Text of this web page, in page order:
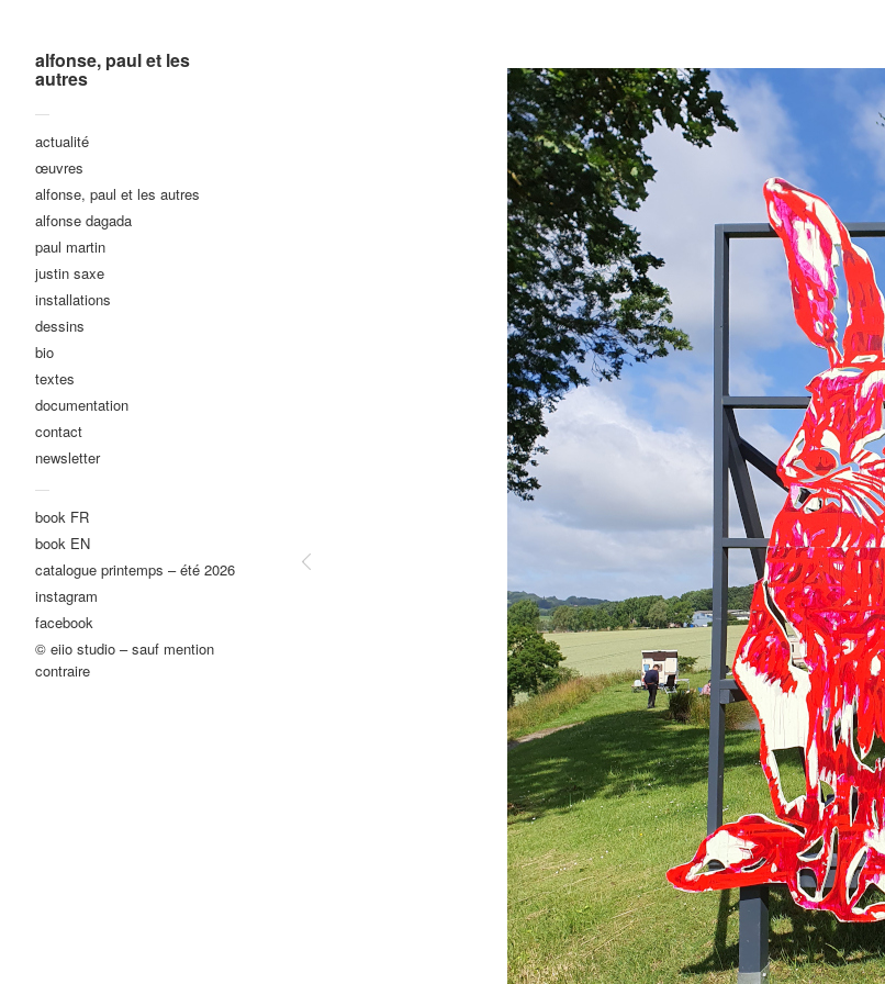
alfonse, paul et les
autres
—
actualité
œuvres
alfonse, paul et les autres
alfonse dagada
paul martin
justin saxe
installations
dessins
bio
textes
documentation
contact
newsletter
—
book FR
book EN
catalogue printemps – été 2026
instagram
facebook
© eiio studio – sauf mention
contraire